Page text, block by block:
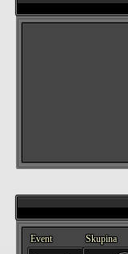
Event Skupina